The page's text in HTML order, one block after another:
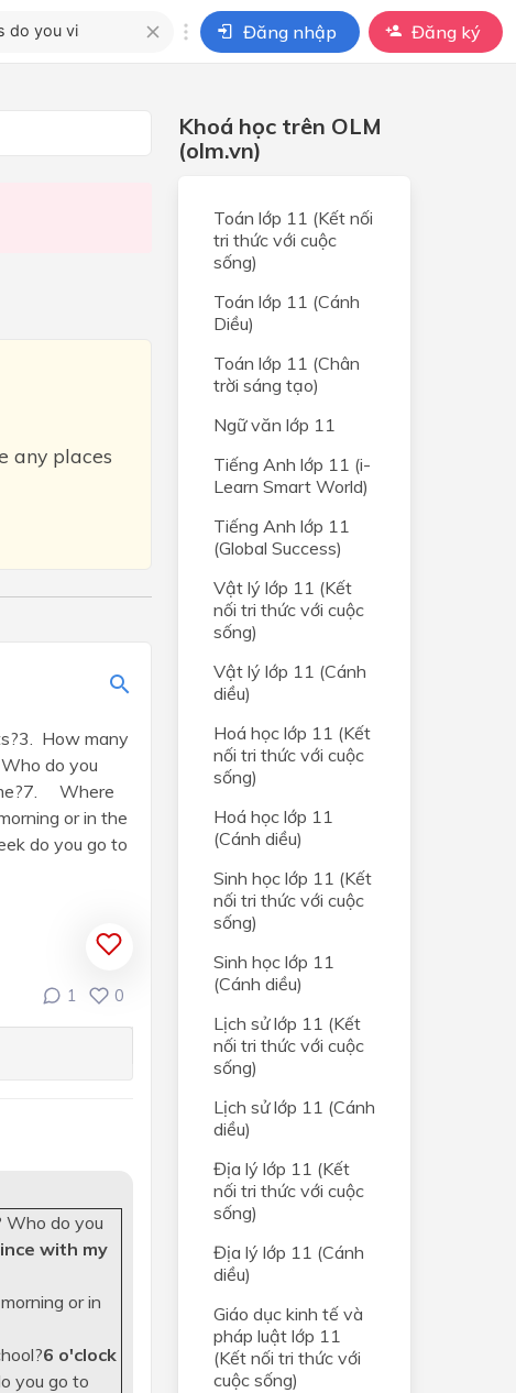
cho câu hỏi của
Đăng nhập Đăng ký
BÀI HỌC
any places
How many
do you
Where
or in the
do you go to
1 0
do you
with my
or in
6 o'clock
you go to
Khoá học trên OLM
(olm.vn)
Toán lớp 11 (Kết nối
tri thức với cuộc
sống)
Toán lớp 11 (Cánh
Diều)
Toán lớp 11 (Chân
trời sáng tạo)
Ngữ văn lớp 11
Tiếng Anh lớp 11 (i-
Learn Smart World)
Tiếng Anh lớp 11
(Global Success)
Vật lý lớp 11 (Kết
nối tri thức với cuộc
sống)
Vật lý lớp 11 (Cánh
diều)
Hoá học lớp 11 (Kết
nối tri thức với cuộc
sống)
Hoá học lớp 11
(Cánh diều)
Sinh học lớp 11 (Kết
nối tri thức với cuộc
sống)
Sinh học lớp 11
(Cánh diều)
Lịch sử lớp 11 (Kết
nối tri thức với cuộc
sống)
Lịch sử lớp 11 (Cánh
diều)
Địa lý lớp 11 (Kết
nối tri thức với cuộc
sống)
Địa lý lớp 11 (Cánh
diều)
Giáo dục kinh tế và
pháp luật lớp 11
(Kết nối tri thức với
cuộc sống)